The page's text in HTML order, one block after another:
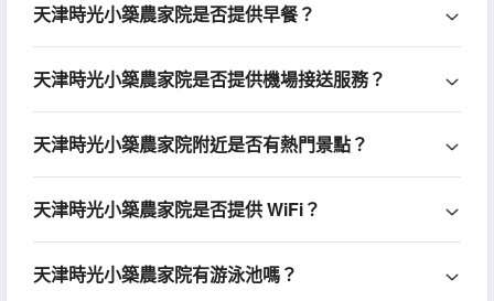
天津時光小築農家院是否提供早餐？
天津時光小築農家院是否提供機場接送服務？
天津時光小築農家院附近是否有熱門景點？
天津時光小築農家院是否提供 WiFi？
天津時光小築農家院有游泳池嗎？